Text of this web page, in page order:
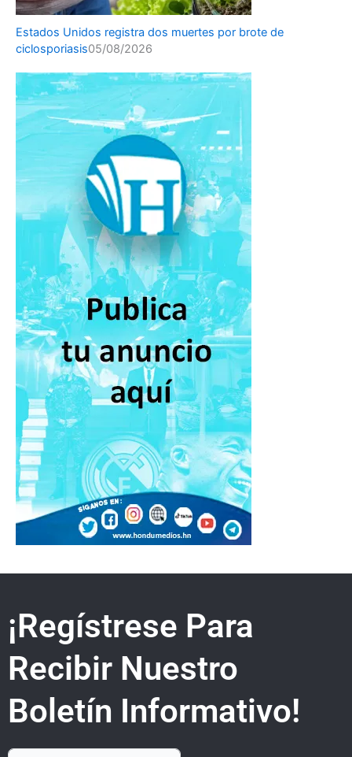
Estados Unidos registra dos muertes por brote de
ciclosporiasis05/08/2026
¡Regístrese Para
Recibir Nuestro
Boletín Informativo!